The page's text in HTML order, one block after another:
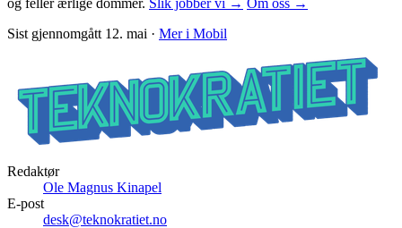
og feller ærlige dommer. Slik jobber vi → Om oss →
Sist gjennomgått 12. mai · Mer i Mobil
Redaktør
Ole Magnus Kinapel
E-post
desk@teknokratiet.no